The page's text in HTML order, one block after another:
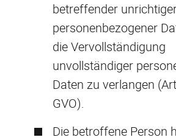
betreffender
personenbezogener
die Vervollständigung
unvollständiger
Daten zu verlangen
GVO).
Die betroffene Person